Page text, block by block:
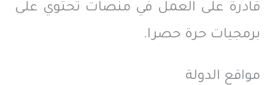
قادرة على العمل في منصات تحتوي على
برمجيات حرة حصرا.
مواقع الدولة